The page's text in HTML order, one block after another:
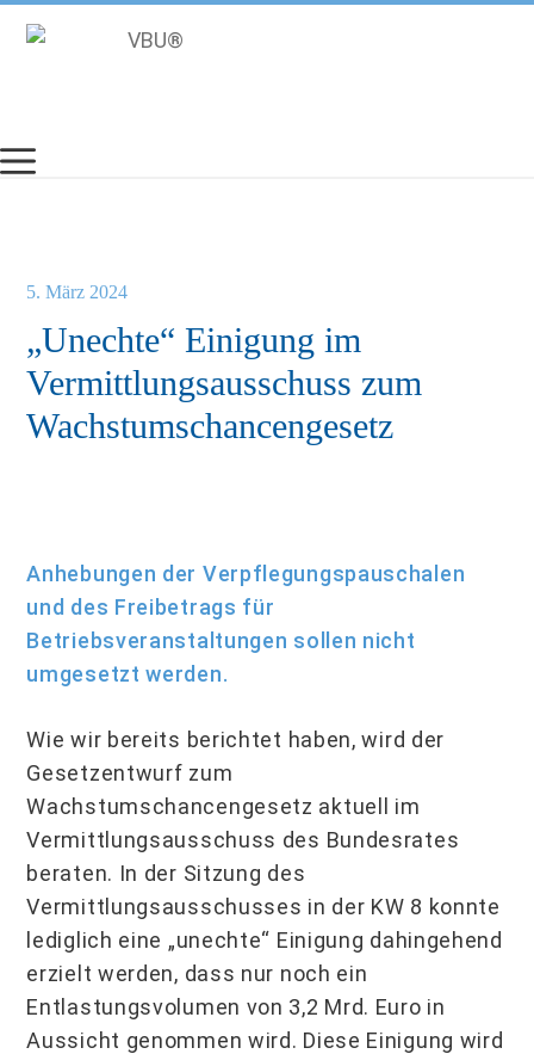
Inhalt
„Unechte“ Einigung im
Vermittlungsausschuss zum
Wachstumschancengesetz
5. März 2024
Anhebungen der Verpflegungspauschalen
und des Freibetrags für
Betriebsveranstaltungen sollen nicht
umgesetzt werden.
Wie wir bereits berichtet haben, wird der
Gesetzentwurf zum
Wachstumschancengesetz aktuell im
Vermittlungsausschuss des Bundesrates
beraten. In der Sitzung des
Vermittlungsausschusses in der KW 8 konnte
lediglich eine „unechte“ Einigung dahingehend
erzielt werden, dass nur noch ein
Entlastungsvolumen von 3,2 Mrd. Euro in
Aussicht genommen wird. Diese Einigung wird